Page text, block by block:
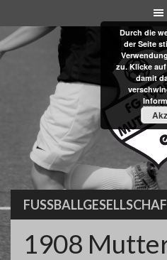
to
content
1908
Durch die
der Seite
zu. Klicke
damit